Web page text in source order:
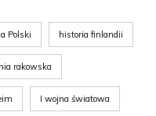
Polski historia finlandii
rakowska
I wojna światowa